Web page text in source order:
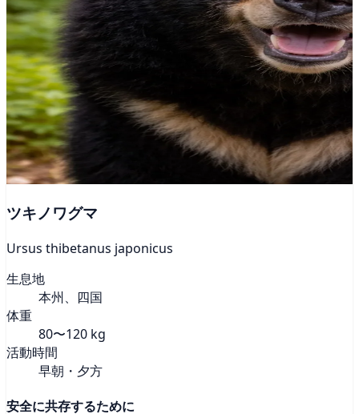
ツキノワグマ
Ursus thibetanus japonicus
生息地
本州、四国
体重
80〜120 kg
活動時間
早朝・夕方
安全に共存するために